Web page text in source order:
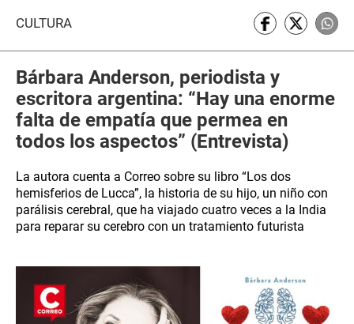
CULTURA
Bárbara Anderson, periodista y
escritora argentina: “Hay una enorme
falta de empatía que permea en
todos los aspectos” (Entrevista)
La autora cuenta a Correo sobre su libro “Los dos
hemisferios de Lucca”, la historia de su hijo, un niño con
parálisis cerebral, que ha viajado cuatro veces a la India
para reparar su cerebro con un tratamiento futurista